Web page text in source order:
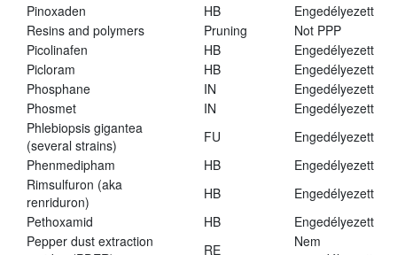
Pinoxaden
HB
Engedélyezett
Resins and polymers
Pruning
Not PPP
Picolinafen
HB
Engedélyezett
Picloram
HB
Engedélyezett
Phosphane
IN
Engedélyezett
Phosmet
IN
Engedélyezett
Phlebiopsis gigantea
(several strains)
FU
Engedélyezett
Phenmedipham
HB
Engedélyezett
Rimsulfuron (aka
renriduron)
HB
Engedélyezett
Pethoxamid
HB
Engedélyezett
Pepper dust extraction
RE
Nem